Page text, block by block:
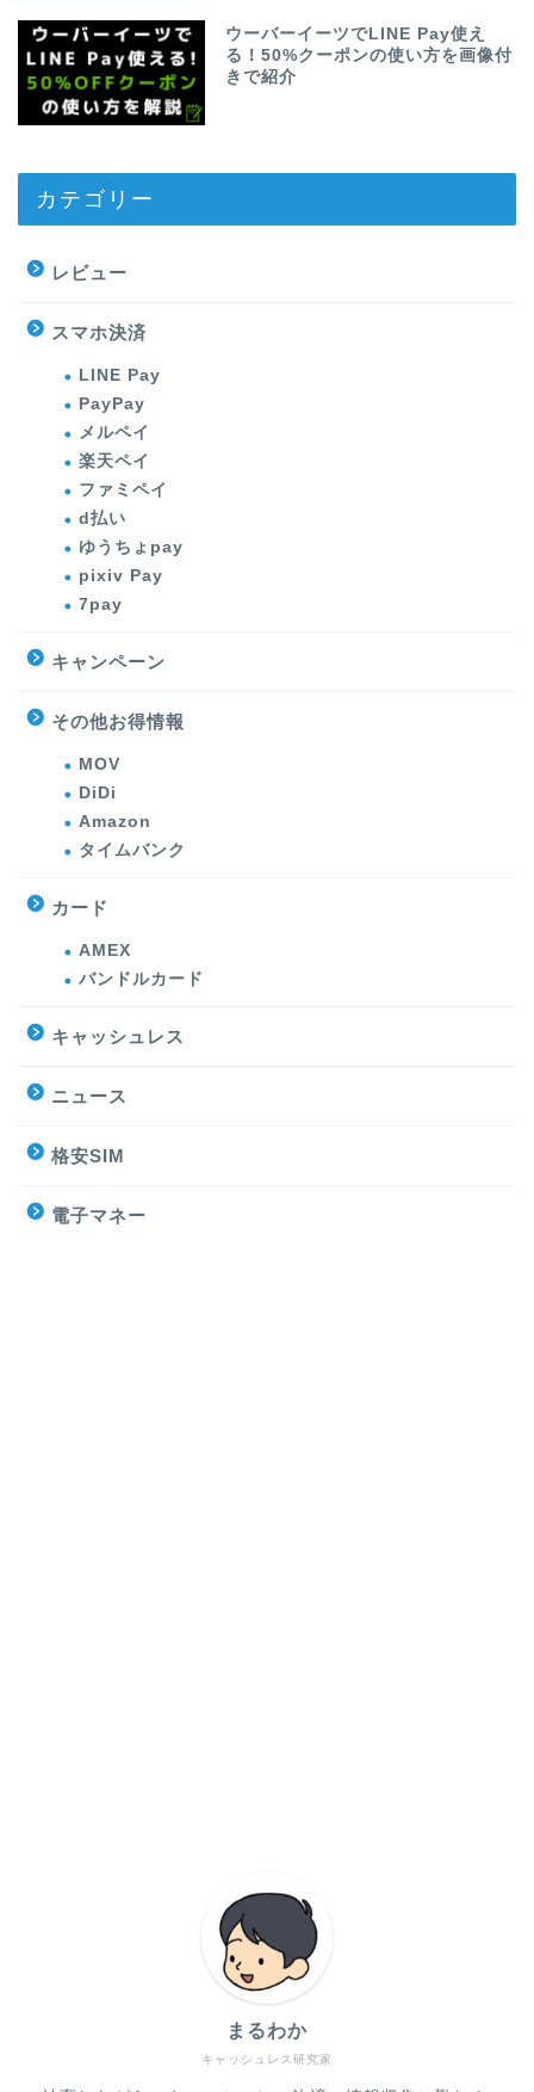
ウーバーイーツでLINE Pay使え
る！50%クーポンの使い方を画像付
きで紹介
カテゴリー
レビュー
スマホ決済
LINE Pay
PayPay
メルペイ
楽天ペイ
ファミペイ
d払い
ゆうちょpay
pixiv Pay
7pay
キャンペーン
その他お得情報
MOV
DiDi
Amazon
タイムバンク
カード
AMEX
バンドルカード
キャッシュレス
ニュース
格安SIM
電子マネー
キャッシュレス研究家
まるわか